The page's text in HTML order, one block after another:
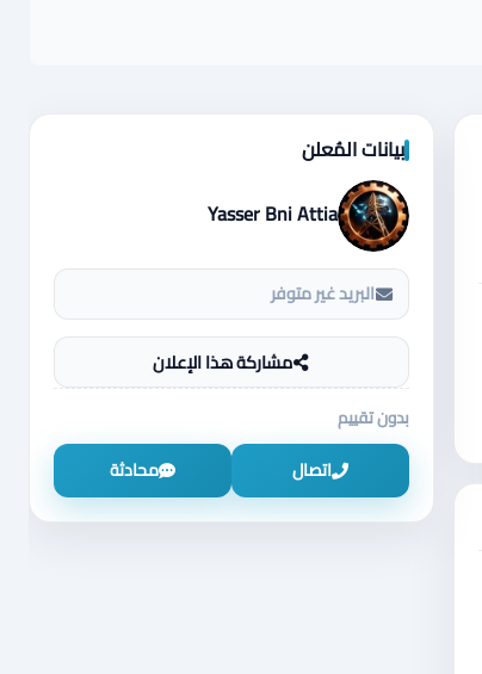
بيانات المُعلن
Yasser Bni Attia
البريد غير متوفر
مشاركة هذا الإعلان
بدون تقييم
اتصال
محادثة